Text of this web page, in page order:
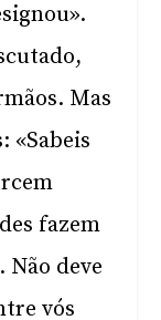
Mas
«Sabeis
fazem
Não deve
vós